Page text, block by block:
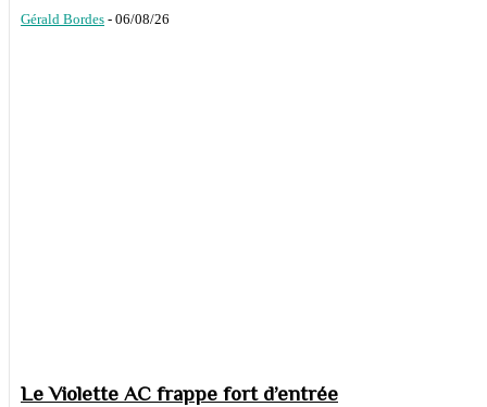
Gérald Bordes - 06/08/26
Le Violette AC frappe fort d’entrée